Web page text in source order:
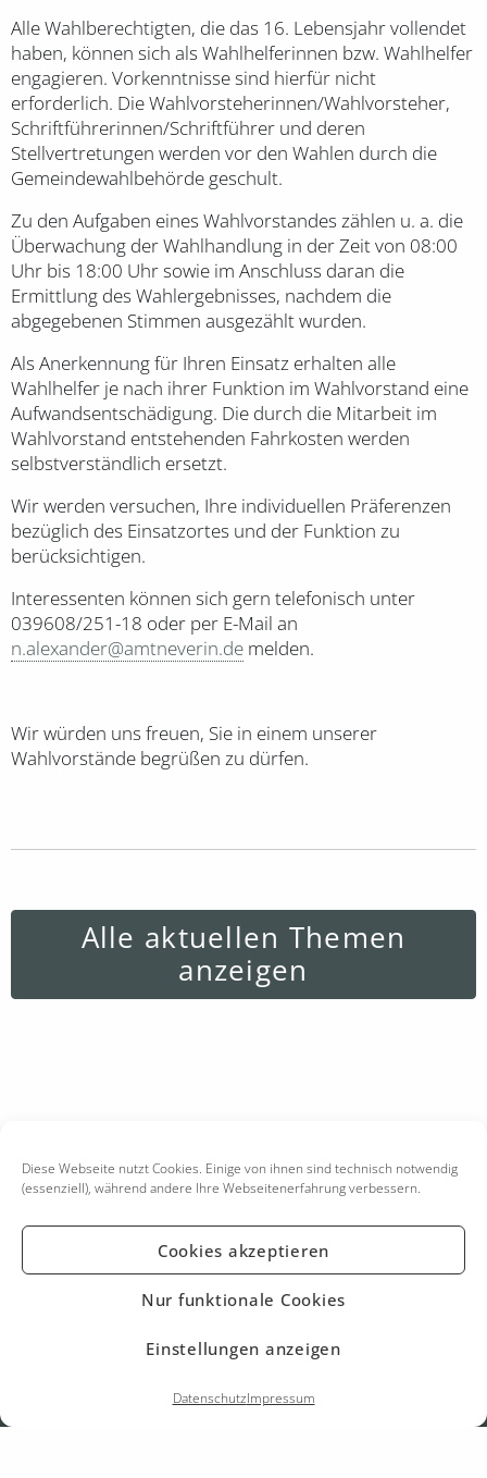
Diese Webseite nutzt Cookies. Einige von ihnen sind technisch notwendig
(essenziell), während andere Ihre Webseitenerfahrung verbessern.
Cookies akzeptieren
Nur funktionale Cookies
Einstellungen anzeigen
DatenschutzImpressum
Alle Wahlberechtigten, die das 16. Lebensjahr vollendet
haben, können sich als Wahlhelferinnen bzw. Wahlhelfer
engagieren. Vorkenntnisse sind hierfür nicht
erforderlich. Die Wahlvorsteherinnen/Wahlvorsteher,
Schriftführerinnen/Schriftführer und deren
Stellvertretungen werden vor den Wahlen durch die
Gemeindewahlbehörde geschult.
Zu den Aufgaben eines Wahlvorstandes zählen u. a. die
Überwachung der Wahlhandlung in der Zeit von 08:00
Uhr bis 18:00 Uhr sowie im Anschluss daran die
Ermittlung des Wahlergebnisses, nachdem die
abgegebenen Stimmen ausgezählt wurden.
Als Anerkennung für Ihren Einsatz erhalten alle
Wahlhelfer je nach ihrer Funktion im Wahlvorstand eine
Aufwandsentschädigung. Die durch die Mitarbeit im
Wahlvorstand entstehenden Fahrkosten werden
selbstverständlich ersetzt.
Wir werden versuchen, Ihre individuellen Präferenzen
bezüglich des Einsatzortes und der Funktion zu
berücksichtigen.
Interessenten können sich gern telefonisch unter
039608/251-18 oder per E-Mail an
n.alexander@amtneverin.de melden.
Wir würden uns freuen, Sie in einem unserer
Wahlvorstände begrüßen zu dürfen.
Alle aktuellen Themen
anzeigen
KONTAKT
IMPRESSUM